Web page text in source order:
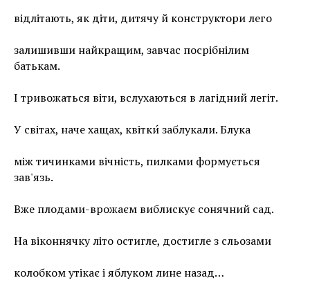
відлітають, як діти, дитячу й конструктори лего
залишивши найкращим, завчас посрібнілим
батькам.
І тривожаться віти, вслухаються в лагідний легіт.
У світах, наче хащах, квітки́ заблукали. Блука
між тичинками вічність, пилками формується
зав'язь.
Вже плодами-врожаєм виблискує сонячний сад.
На віконнячку літо остигле, достигле з сльозами
колобком утікає і яблуком лине назад…